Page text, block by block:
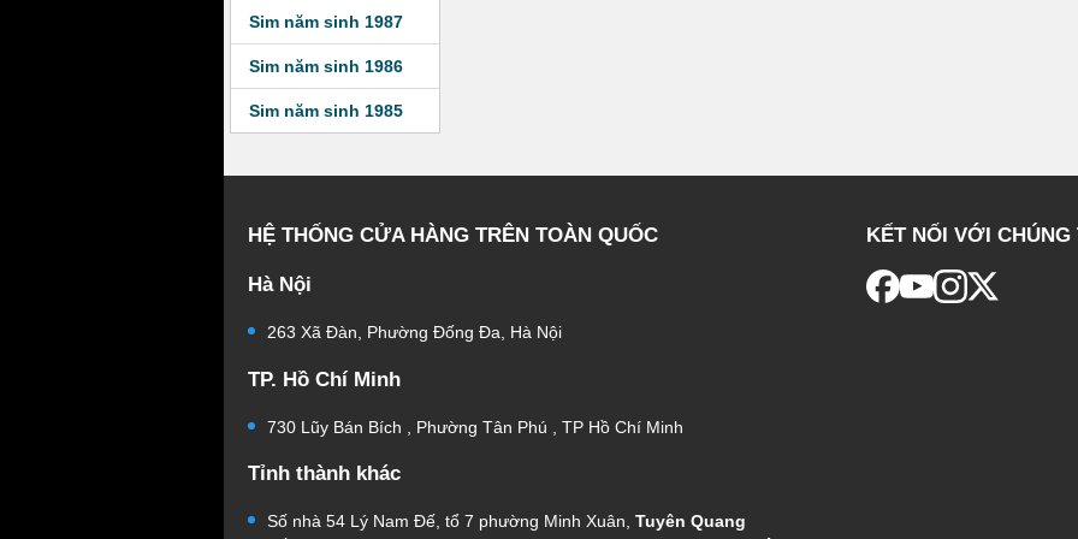
Sim năm sinh 1987
Sim năm sinh 1986
Sim năm sinh 1985
HỆ THỐNG CỬA HÀNG TRÊN TOÀN QUỐC
Hà Nội
263 Xã Đàn, Phường Đống Đa, Hà Nội
TP. Hồ Chí Minh
730 Lũy Bán Bích , Phường Tân Phú , TP Hồ Chí Minh
Tỉnh thành khác
Số nhà 54 Lý Nam Đế, tổ 7 phường Minh Xuân, Tuyên Quang
KẾT NỐI VỚI CHÚNG